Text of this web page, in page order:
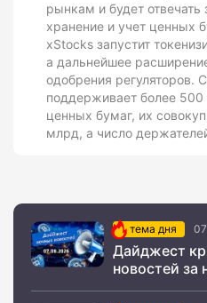
рынкам и будет отвечать
хранение и учет ценных
xStocks запустит
а дальнейшее
одобрения регуляторов.
поддерживает более 500
ценных бумаг, их
млрд, а число
тема дня
Дайджест
новостей за
года